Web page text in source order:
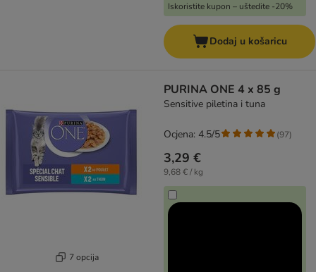
Iskoristite kupon – uštedite -20%
Dodaj u košaricu
7 opcija
PURINA ONE 4 x 85 g
Sensitive piletina i tuna
3,29 €
9,68 € / kg
Ocjena: 4.5/5 (97)